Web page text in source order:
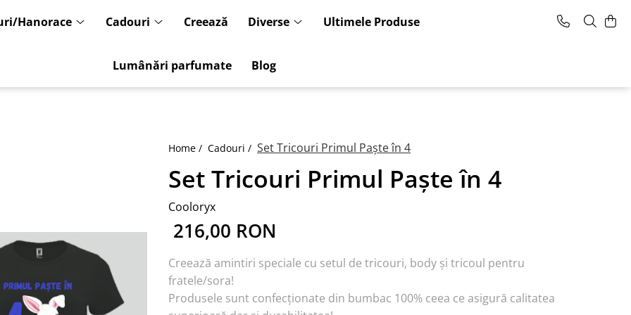
Hanorace Cadouri Creează Diverse Ultimele Produse
Lumânări parfumate Blog
Home / Cadouri / Set Tricouri Primul Paște în 4
Set Tricouri Primul Paște în 4
Cooloryx
216,00 RON
Creează amintiri speciale cu setul de tricouri, body și tricoul pentru
fratele/sora!
Produsele sunt confecționate din bumbac 100% ceea ce asigură calitatea